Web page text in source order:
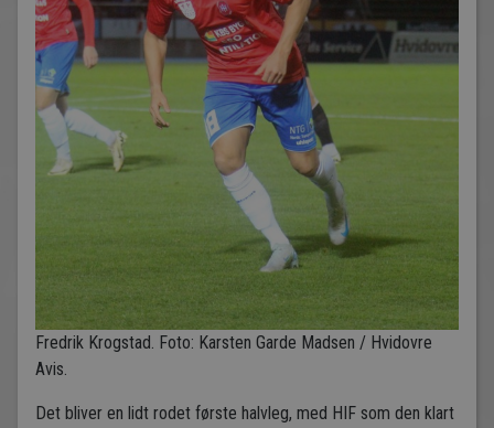
Fredrik Krogstad. Foto: Karsten Garde Madsen / Hvidovre
Avis.
Det bliver en lidt rodet første halvleg, med HIF som den klart